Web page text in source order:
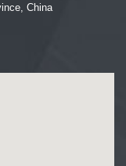
China